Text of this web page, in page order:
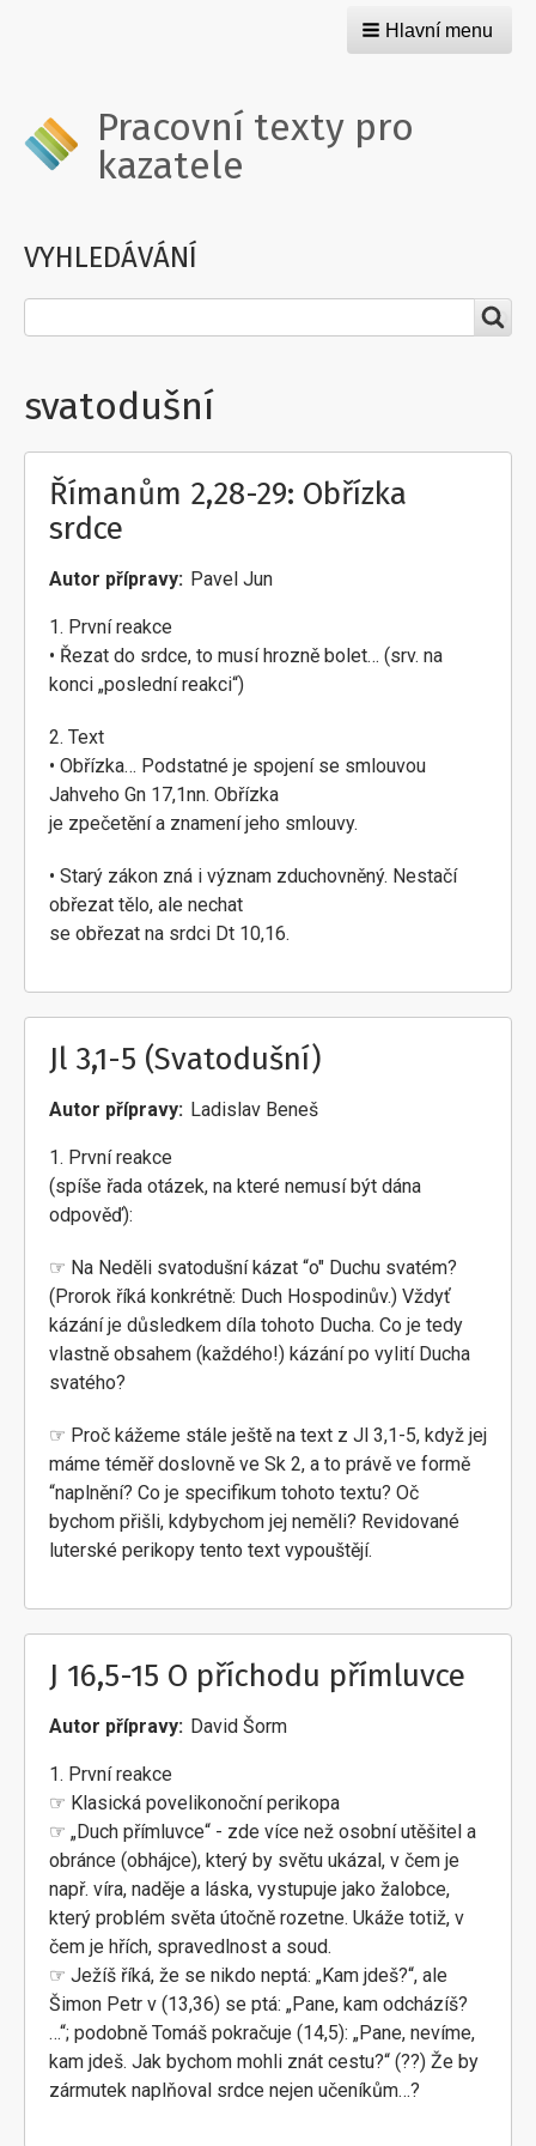
Hlavní menu
Pracovní texty pro
kazatele
VYHLEDÁVÁNÍ
svatodušní
Římanům 2,28-29: Obřízka
srdce
Autor přípravy Pavel Jun
1. První reakce
• Řezat do srdce, to musí hrozně bolet… (srv. na
konci „poslední reakci“)
2. Text
• Obřízka… Podstatné je spojení se smlouvou
Jahveho Gn 17,1nn. Obřízka
je zpečetění a znamení jeho smlouvy.
• Starý zákon zná i význam zduchovněný. Nestačí
obřezat tělo, ale nechat
se obřezat na srdci Dt 10,16.
Jl 3,1-5 (Svatodušní)
Autor přípravy Ladislav Beneš
1. První reakce
(spíše řada otázek, na které nemusí být dána
odpověď):
☞ Na Neděli svatodušní kázat “o" Duchu svatém?
(Prorok říká konkrétně: Duch Hospodinův.) Vždyť
kázání je důsledkem díla tohoto Ducha. Co je tedy
vlastně obsahem (každého!) kázání po vylití Ducha
svatého?
☞ Proč kážeme stále ještě na text z Jl 3,1-5, když jej
máme téměř doslovně ve Sk 2, a to právě ve formě
“naplnění? Co je specifikum tohoto textu? Oč
bychom přišli, kdybychom jej neměli? Revidované
luterské perikopy tento text vypouštějí.
J 16,5-15 O příchodu přímluvce
Autor přípravy David Šorm
1. První reakce
☞ Klasická povelikonoční perikopa
☞ „Duch přímluvce“ - zde více než osobní utěšitel a
obránce (obhájce), který by světu ukázal, v čem je
např. víra, naděje a láska, vystupuje jako žalobce,
který problém světa útočně rozetne. Ukáže totiž, v
čem je hřích, spravedlnost a soud.
☞ Ježíš říká, že se nikdo neptá: „Kam jdeš?“, ale
Šimon Petr v (13,36) se ptá: „Pane, kam odcházíš?
…“; podobně Tomáš pokračuje (14,5): „Pane, nevíme,
kam jdeš. Jak bychom mohli znát cestu?“ (??) Že by
zármutek naplňoval srdce nejen učeníkům…?